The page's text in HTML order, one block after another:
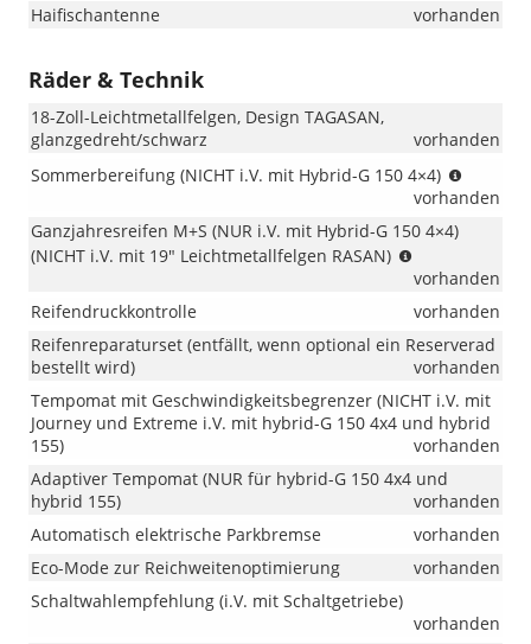
Haifischantenne
vorhanden
Räder & Technik
18-Zoll-Leichtmetallfelgen, Design TAGASAN,
glanzgedreht/schwarz
vorhanden
Sommerbereifung (NICHT i.V. mit Hybrid-G 150 4×4)
i.V.
150
4×4)
vorhanden
Ganzjahresreifen M+S (NUR i.V. mit Hybrid-G 150 4×4)
(NICHT i.V. mit 19" Leichtmetallfelgen RASAN)
i.V.
Hybrid-
G
150
4×4);
(NICHT
i.V.
mit
19"
RASAN)
vorhanden
Reifendruckkontrolle
vorhanden
Reifenreparaturset (entfällt, wenn optional ein Reserverad
bestellt wird)
vorhanden
Tempomat mit Geschwindigkeitsbegrenzer (NICHT i.V. mit
Journey und Extreme i.V. mit hybrid-G 150 4x4 und hybrid
155)
vorhanden
Adaptiver Tempomat (NUR für hybrid-G 150 4x4 und
hybrid 155)
vorhanden
Automatisch elektrische Parkbremse
vorhanden
Eco-Mode zur Reichweitenoptimierung
vorhanden
Schaltwahlempfehlung (i.V. mit Schaltgetriebe)
vorhanden